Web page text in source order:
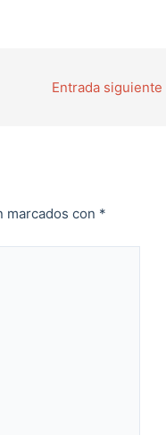
Entrada siguiente
marcados con *